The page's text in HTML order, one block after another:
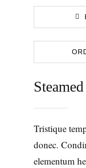
Tristique
donec.
elementum